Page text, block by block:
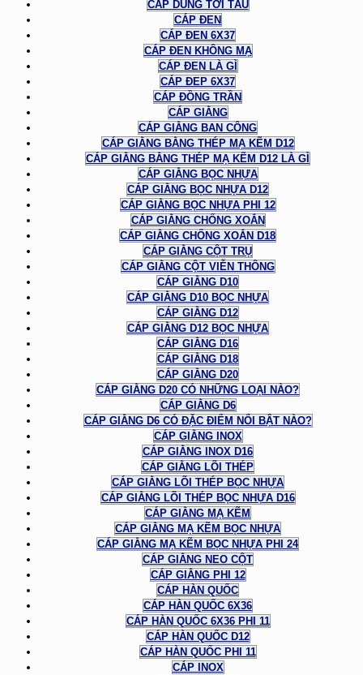
CÁP DÙNG TỜI TÀU
CÁP ĐEN
CÁP ĐEN 6X37
CÁP ĐEN KHÔNG MẠ
CÁP ĐEN LÀ GÌ
CÁP ĐEP 6X37
CÁP ĐỒNG TRẦN
CÁP GIẰNG
CÁP GIẰNG BAN CÔNG
CÁP GIẰNG BẰNG THÉP MẠ KẼM D12
CÁP GIẰNG BẰNG THÉP MẠ KẼM D12 LÀ GÌ
CÁP GIẰNG BỌC NHỰA
CÁP GIẰNG BỌC NHỰA D12
CÁP GIẰNG BỌC NHỰA PHI 12
CÁP GIẰNG CHỐNG XOẮN
CÁP GIẰNG CHỐNG XOẮN D18
CÁP GIẰNG CỘT TRỤ
CÁP GIẰNG CỘT VIỄN THÔNG
CÁP GIẰNG D10
CÁP GIẰNG D10 BỌC NHỰA
CÁP GIẰNG D12
CÁP GIẰNG D12 BỌC NHỰA
CÁP GIẰNG D16
CÁP GIẰNG D18
CÁP GIẰNG D20
CÁP GIẰNG D20 CÓ NHỮNG LOẠI NÀO?
CÁP GIẰNG D6
CÁP GIẰNG D6 CÓ ĐẶC ĐIỂM NỔI BẬT NÀO?
CÁP GIẰNG INOX
CÁP GIẰNG INOX D16
CÁP GIẰNG LÕI THÉP
CÁP GIẰNG LÕI THÉP BỌC NHỰA
CÁP GIẰNG LÕI THÉP BỌC NHỰA D16
CÁP GIẰNG MẠ KẼM
CÁP GIẰNG MẠ KẼM BỌC NHỰA
CÁP GIẰNG MẠ KẼM BỌC NHỰA PHI 24
CÁP GIẰNG NEO CỘT
CÁP GIẰNG PHI 12
CÁP HÀN QUỐC
CÁP HÀN QUỐC 6X36
CÁP HÀN QUỐC 6X36 PHI 11
CÁP HÀN QUỐC D12
CÁP HÀN QUỐC PHI 11
CÁP INOX